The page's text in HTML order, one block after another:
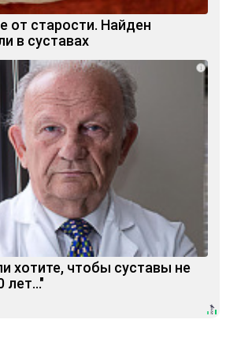
от старости. Найден
в суставах
i
хотите, чтобы суставы не